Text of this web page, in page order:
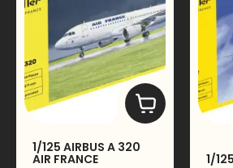
1/125 AIRBUS A 320
AIR FRANCE 1/